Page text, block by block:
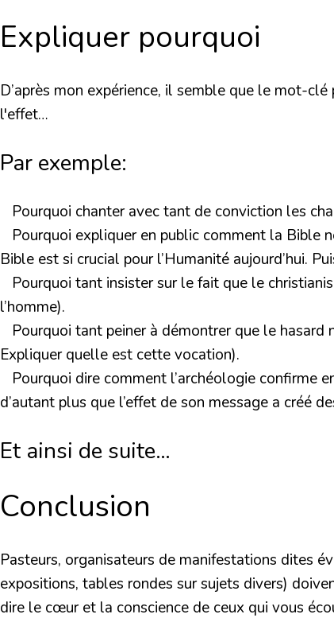
Expliquer pourquoi
D’après mon expérience, il semble que le mot-
l'effet…
Par exemple:
Pourquoi chanter avec tant de conviction les
Pourquoi expliquer en public comment la Bible
Bible est si crucial pour l’Humanité aujourd’hui.
Pourquoi tant insister sur le fait que le
l’homme).
Pourquoi tant peiner à démontrer que le hasard
Expliquer quelle est cette vocation).
Pourquoi dire comment l’archéologie confirme
d’autant plus que l’effet de son message a créé
Et ainsi de suite…
Conclusion
Pasteurs, organisateurs de manifestations dites
expositions, tables rondes sur sujets divers)
dire le cœur et la conscience de ceux qui vous